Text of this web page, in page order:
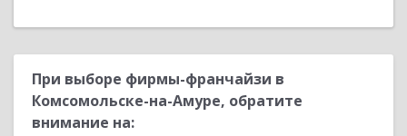
При выборе фирмы-франчайзи в
Комсомольске-на-Амуре, обратите
внимание на: